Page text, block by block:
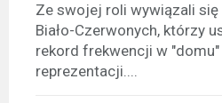
Ze swojej roli wywiązali się
Biało-Czerwonych, którzy
rekord frekwencji w
reprezentacji....